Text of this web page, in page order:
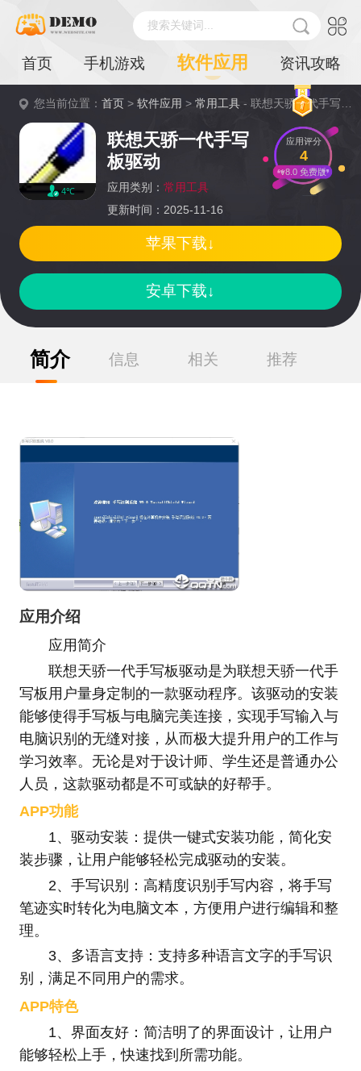
搜索关键词...
首页 手机游戏 软件应用 资讯攻略
您当前位置：首页 >软件应用 >常用工具 - 联想天骄一代手写板驱动详情
4℃
联想天骄一代手写
板驱动
应用类别： 常用工具
更新时间：2025-11-16
应用评分
4
v8.0 免费版
安卓下载↓
苹果下载↓
简介 信息 相关 推荐
应用介绍
应用简介
联想天骄一代手写板驱动是为联想天骄一代手
写板用户量身定制的一款驱动程序。该驱动的安装
能够使得手写板与电脑完美连接，实现手写输入与
电脑识别的无缝对接，从而极大提升用户的工作与
学习效率。无论是对于设计师、学生还是普通办公
人员，这款驱动都是不可或缺的好帮手。
APP功能
1、驱动安装：提供一键式安装功能，简化安
装步骤，让用户能够轻松完成驱动的安装。
2、手写识别：高精度识别手写内容，将手写
笔迹实时转化为电脑文本，方便用户进行编辑和整
理。
3、多语言支持：支持多种语言文字的手写识
别，满足不同用户的需求。
APP特色
1、界面友好：简洁明了的界面设计，让用户
能够轻松上手，快速找到所需功能。